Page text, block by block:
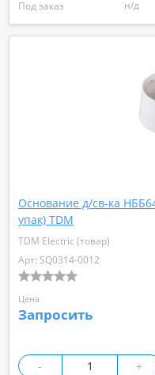
Под заказ
н/д
Основание д/св-ка
упак) TDM
TDM Electric (товар)
Арт: SQ0314-0012
Цена
Запросить
- +